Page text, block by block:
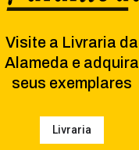
Visite a Livraria da
Alameda e adquira
seus exemplares
Livraria